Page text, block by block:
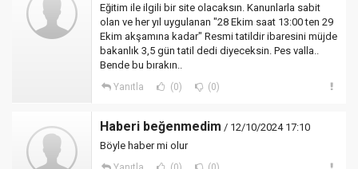
Eğitim ile ilgili bir site olacaksın. Kanunlarla sabit
olan ve her yıl uygulanan "28 Ekim saat 13:00 ten 29
Ekim akşamına kadar" Resmi tatildir ibaresini müjde
bakanlık 3,5 gün tatil dedi diyeceksin. Pes valla..
Bende bu bırakın..
Yanıtla (0) (0)
Haberi beğenmedim / 12/10/2024 17:10
Böyle haber mi olur